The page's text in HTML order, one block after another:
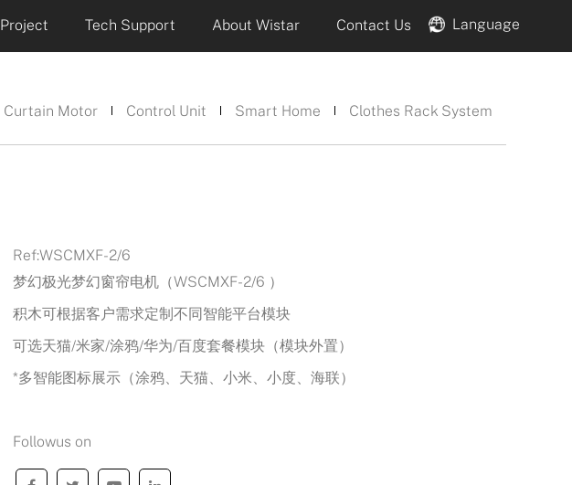
Project Tech Support About Wistar Contact Us Language
Curtain Motor Control Unit Smart Home Clothes Rack System
Ref:WSCMXF-2/6
梦幻极光梦幻窗帘电机（WSCMXF-2/6 ）
积木可根据客户需求定制不同智能平台模块
可选天猫/米家/涂鸦/华为/百度套餐模块（模块外置）
*多智能图标展示（涂鸦、天猫、小米、小度、海联）
Followus on